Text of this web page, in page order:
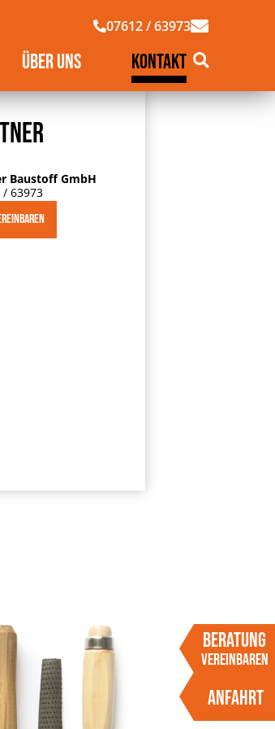
07612 / 63973
ÜBER UNS KONTAKT
Baustoff GmbH
/ 63973
BERATUNG
VEREINBAREN
ANFAHRT